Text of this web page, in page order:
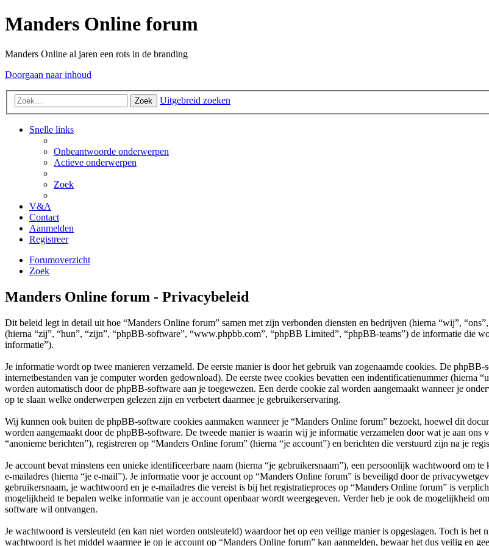
Manders Online forum
Manders Online al jaren een rots in de branding
Doorgaan naar inhoud
Zoek Uitgebreid zoeken
Snelle links
Onbeantwoorde onderwerpen
Actieve onderwerpen
Zoek
V&A
Contact
Aanmelden
Registreer
Forumoverzicht
Zoek
Manders Online forum - Privacybeleid
Dit beleid legt in detail uit hoe “Manders Online forum” samen met zijn verbonden diensten en bedrijven (hierna “wij”,
(hierna “zij”, “hun”, “zijn”, “phpBB-software”, “www.phpbb.com”, “phpBB Limited”, “phpBB-teams”) de informatie die
informatie”).
Je informatie wordt op twee manieren verzameld. De eerste manier is door het gebruik van zogenaamde cookies. De
internetbestanden van je computer worden gedownload). De eerste twee cookies bevatten een indentificatienummer (hierna
worden automatisch door de phpBB-software aan je toegewezen. Een derde cookie zal worden aangemaakt wanneer je
op te slaan welke onderwerpen gelezen zijn en verbetert daarmee je gebruikerservaring.
Wij kunnen ook buiten de phpBB-software cookies aanmaken wanneer je “Manders Online forum” bezoekt, hoewel dit
worden aangemaakt door de phpBB-software. De tweede manier is waarin wij je informatie verzamelen door wat je aan ons
“anonieme berichten”), registreren op “Manders Online forum” (hierna “je account”) en berichten die verstuurd zijn na je
Je account bevat minstens een unieke identificeerbare naam (hierna “je gebruikersnaam”), een persoonlijk wachtwoord om
e-mailadres (hierna “je e-mail”). Je informatie voor je account op “Manders Online forum” is beveiligd door de
gebruikersnaam, je wachtwoord en je e-mailadres die vereist is bij het registratieproces op “Manders Online forum” is
mogelijkheid te bepalen welke informatie van je account openbaar wordt weergegeven. Verder heb je ook de mogelijkheid
software wil ontvangen.
Je wachtwoord is versleuteld (en kan niet worden ontsleuteld) waardoor het op een veilige manier is opgeslagen. Toch is het
wachtwoord is het middel waarmee je op je account op “Manders Online forum” kan aanmelden, bewaar het dus veilig en